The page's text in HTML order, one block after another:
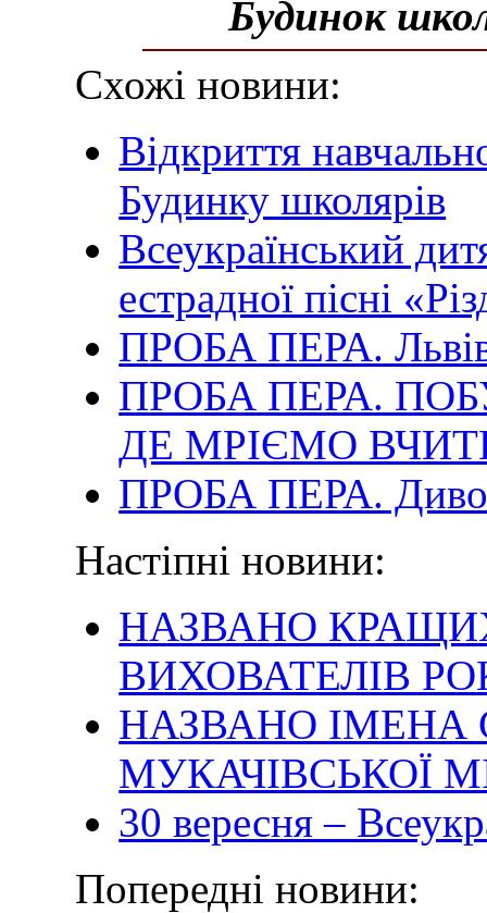
Будинок
Схожі новини:
Відкриття
Будинку школярів
Всеукраїнський
естрадної пісні
ПРОБА ПЕРА.
ПРОБА ПЕРА.
ДЕ МРІЄМО
ПРОБА ПЕРА.
Настіпні новини:
НАЗВАНО
ВИХОВАТЕЛІВ
НАЗВАНО ІМЕНА
МУКАЧІВСЬКОЇ
30 вересня –
Попередні новини: